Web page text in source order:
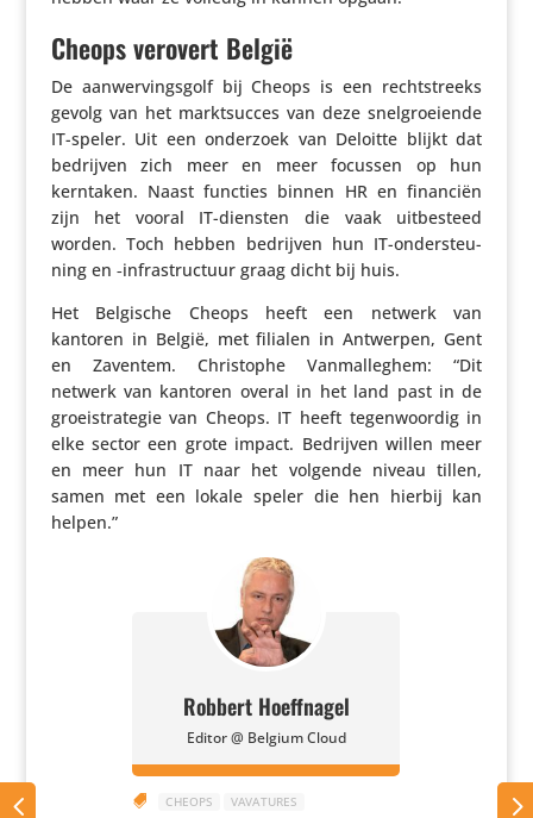
Cheops verovert België
De aanwer­vings­golf bij Cheops is een recht­streeks
gevolg van het markt­succes van deze snel­groei­ende
IT-speler. Uit een onderzoek van Deloitte blijkt dat
bedrijven zich meer en meer focussen op hun
kerntaken. Naast functies binnen HR en financiën
zijn het vooral IT-diensten die vaak uitbe­steed
worden. Toch hebben bedrijven hun IT-onder­steu­
ning en ‑infra­struc­tuur graag dicht bij huis.
Het Belgische Cheops heeft een netwerk van
kantoren in België, met filialen in Antwerpen, Gent
en Zaventem. Chris­tophe Vanmal­leghem: “Dit
netwerk van kantoren overal in het land past in de
groei­stra­tegie van Cheops. IT heeft tegen­woordig in
elke sector een grote impact. Bedrijven willen meer
en meer hun IT naar het volgende niveau tillen,
samen met een lokale speler die hen hierbij kan
helpen.”
Robbert Hoeffnagel
Editor @ Belgium Cloud
 CHEOPS VAVATURES